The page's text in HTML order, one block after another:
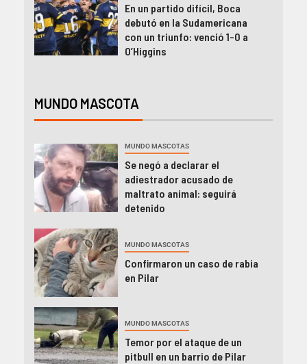
En un partido difícil, Boca
debutó en la Sudamericana
con un triunfo: venció 1-0 a
O’Higgins
MUNDO MASCOTA
MUNDO MASCOTAS
Se negó a declarar el
adiestrador acusado de
maltrato animal: seguirá
detenido
MUNDO MASCOTAS
Confirmaron un caso de rabia
en Pilar
MUNDO MASCOTAS
Temor por el ataque de un
pitbull en un barrio de Pilar